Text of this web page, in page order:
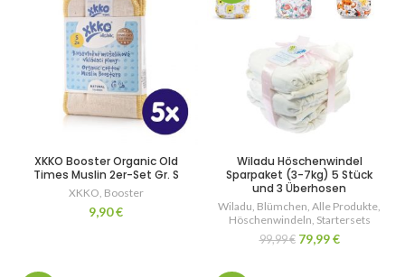
XKKO Booster Organic Old
Times Muslin 2er-Set Gr. S
XKKO, Booster
9,90€
Wiladu Höschenwindel
Sparpaket (3-7kg) 5 Stück
und 3 Überhosen
Wiladu, Blümchen, Alle Produkte,
Höschenwindeln, Startersets
99,99€ 79,99€